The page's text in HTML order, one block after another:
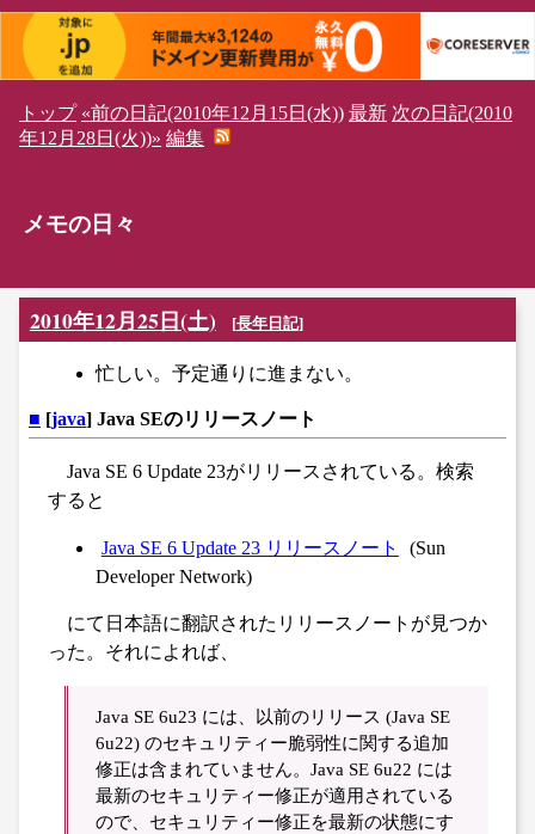
トップ «前の日記(2010年12月15日(水)) 最新 次の日記(2010
年12月28日(火))» 編集
メモの日々
2010年12月25日(土) [長年日記]
忙しい。予定通りに進まない。
■ [java] Java SEのリリースノート
Java SE 6 Update 23がリリースされている。検索
すると
Java SE 6 Update 23 リリースノート
(Sun
Developer Network)
にて日本語に翻訳されたリリースノートが見つか
った。それによれば、
Java SE 6u23 には、以前のリリース (Java SE
6u22) のセキュリティー脆弱性に関する追加
修正は含まれていません。Java SE 6u22 には
最新のセキュリティー修正が適用されている
ので、セキュリティー修正を最新の状態にす